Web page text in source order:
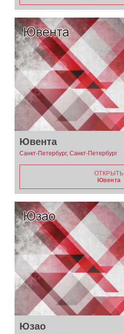
Ювента
Санкт-Петербург, Санкт-Петербург
ОТКРЫТЬ
Ювента
Юзао